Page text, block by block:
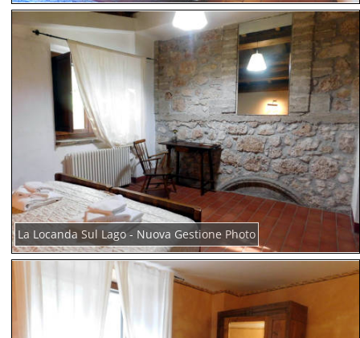
La Locanda Sul Lago - Nuova Gestione Photo